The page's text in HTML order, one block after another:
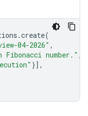
.create(
04-2026" ,
number." ,
}],